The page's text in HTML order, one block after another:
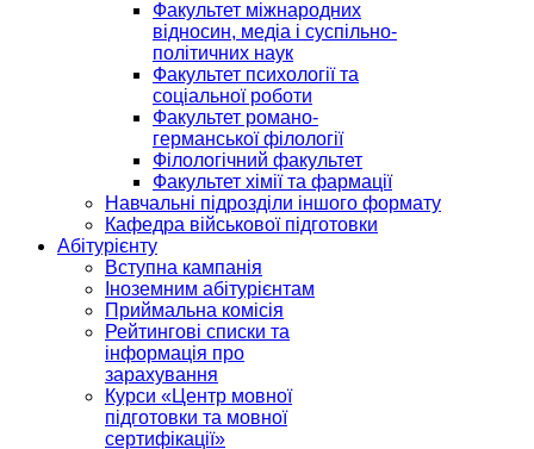
Факультет міжнародних
відносин, медіа і суспільно-
політичних наук
Факультет психології та
соціальної роботи
Факультет романо-
германської філології
Філологічний факультет
Факультет хімії та фармації
Навчальні підрозділи іншого формату
Кафедра військової підготовки
Абітурієнту
Вступна кампанія
Іноземним абітурієнтам
Приймальна комісія
Рейтингові списки та
інформація про
зарахування
Курси «Центр мовної
підготовки та мовної
сертифікації»